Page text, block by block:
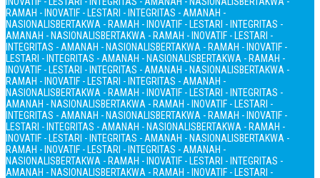
RAMAH - INOVATIF - LESTARI - INTEGRITAS - AMANAH -
NASIONALISBERTAKWA - RAMAH - INOVATIF - LESTARI - INTEGRITAS -
AMANAH - NASIONALISBERTAKWA - RAMAH - INOVATIF - LESTARI -
INTEGRITAS - AMANAH - NASIONALISBERTAKWA - RAMAH - INOVATIF -
LESTARI - INTEGRITAS - AMANAH - NASIONALISBERTAKWA - RAMAH -
INOVATIF - LESTARI - INTEGRITAS - AMANAH - NASIONALISBERTAKWA -
RAMAH - INOVATIF - LESTARI - INTEGRITAS - AMANAH -
NASIONALISBERTAKWA - RAMAH - INOVATIF - LESTARI - INTEGRITAS -
AMANAH - NASIONALISBERTAKWA - RAMAH - INOVATIF - LESTARI -
INTEGRITAS - AMANAH - NASIONALISBERTAKWA - RAMAH - INOVATIF -
LESTARI - INTEGRITAS - AMANAH - NASIONALISBERTAKWA - RAMAH -
INOVATIF - LESTARI - INTEGRITAS - AMANAH - NASIONALISBERTAKWA -
RAMAH - INOVATIF - LESTARI - INTEGRITAS - AMANAH -
NASIONALISBERTAKWA - RAMAH - INOVATIF - LESTARI - INTEGRITAS -
AMANAH - NASIONALISBERTAKWA - RAMAH - INOVATIF - LESTARI -